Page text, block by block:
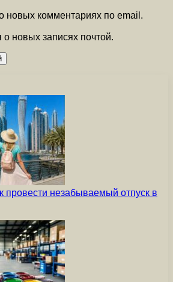
новых комментариях по email.
новых записях почтой.
провести незабываемый отпуск в